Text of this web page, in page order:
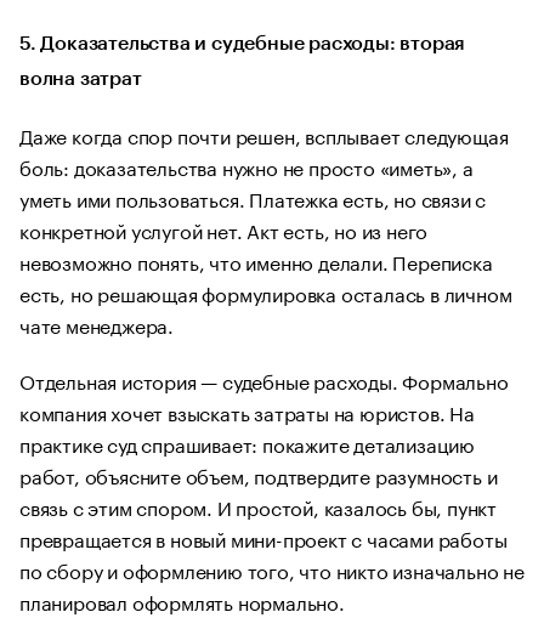
5. Доказательства и судебные расходы: вторая
волна затрат
Даже когда спор почти решен, всплывает следующая
боль: доказательства нужно не просто «иметь», а
уметь ими пользоваться. Платежка есть, но связи с
конкретной услугой нет. Акт есть, но из него
невозможно понять, что именно делали. Переписка
есть, но решающая формулировка осталась в личном
чате менеджера.
Отдельная история — судебные расходы. Формально
компания хочет взыскать затраты на юристов. На
практике суд спрашивает: покажите детализацию
работ, объясните объем, подтвердите разумность и
связь с этим спором. И простой, казалось бы, пункт
превращается в новый мини-проект с часами работы
по сбору и оформлению того, что никто изначально не
планировал оформлять нормально.